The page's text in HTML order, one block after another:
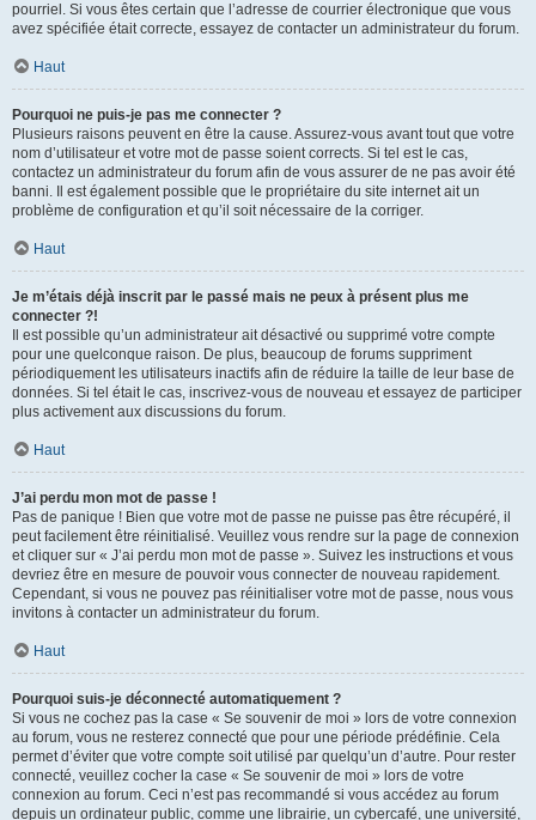
pourriel. Si vous êtes certain que l’adresse de courrier électronique que vous
avez spécifiée était correcte, essayez de contacter un administrateur du forum.
Haut
Pourquoi ne puis-je pas me connecter ?
Plusieurs raisons peuvent en être la cause. Assurez-vous avant tout que votre
nom d’utilisateur et votre mot de passe soient corrects. Si tel est le cas,
contactez un administrateur du forum afin de vous assurer de ne pas avoir été
banni. Il est également possible que le propriétaire du site internet ait un
problème de configuration et qu’il soit nécessaire de la corriger.
Haut
Je m’étais déjà inscrit par le passé mais ne peux à présent plus me
connecter ?!
Il est possible qu’un administrateur ait désactivé ou supprimé votre compte
pour une quelconque raison. De plus, beaucoup de forums suppriment
périodiquement les utilisateurs inactifs afin de réduire la taille de leur base de
données. Si tel était le cas, inscrivez-vous de nouveau et essayez de participer
plus activement aux discussions du forum.
Haut
J’ai perdu mon mot de passe !
Pas de panique ! Bien que votre mot de passe ne puisse pas être récupéré, il
peut facilement être réinitialisé. Veuillez vous rendre sur la page de connexion
et cliquer sur « J’ai perdu mon mot de passe ». Suivez les instructions et vous
devriez être en mesure de pouvoir vous connecter de nouveau rapidement.
Cependant, si vous ne pouvez pas réinitialiser votre mot de passe, nous vous
invitons à contacter un administrateur du forum.
Haut
Pourquoi suis-je déconnecté automatiquement ?
Si vous ne cochez pas la case « Se souvenir de moi » lors de votre connexion
au forum, vous ne resterez connecté que pour une période prédéfinie. Cela
permet d’éviter que votre compte soit utilisé par quelqu’un d’autre. Pour rester
connecté, veuillez cocher la case « Se souvenir de moi » lors de votre
connexion au forum. Ceci n’est pas recommandé si vous accédez au forum
depuis un ordinateur public, comme une librairie, un cybercafé, une université,